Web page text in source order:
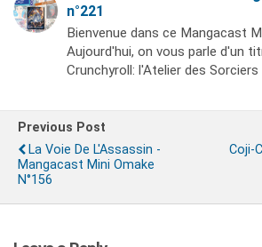
n°221
Bienvenue dans ce Mangacast
Aujourd'hui, on vous parle d'un
Crunchyroll: l'Atelier des Sorciers
Previous Post
La Voie De L'Assassin -
Mangacast Mini Omake
N°156
Coji-